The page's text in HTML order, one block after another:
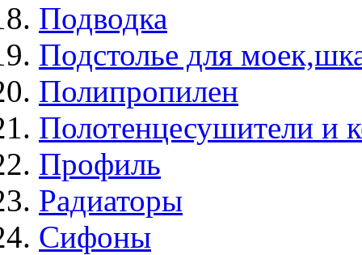
Подводка
Подстолье для
Полипропилен
Полотенцесушители и
Профиль
Радиаторы
Сифоны